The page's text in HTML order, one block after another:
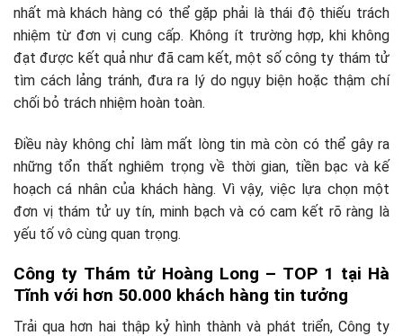
nhất mà khách hàng có thể gặp phải là thái độ thiếu trách
nhiệm từ đơn vị cung cấp. Không ít trường hợp, khi không
đạt được kết quả như đã cam kết, một số công ty thám tử
tìm cách lảng tránh, đưa ra lý do ngụy biện hoặc thậm chí
chối bỏ trách nhiệm hoàn toàn.
Điều này không chỉ làm mất lòng tin mà còn có thể gây ra
những tổn thất nghiêm trọng về thời gian, tiền bạc và kế
hoạch cá nhân của khách hàng. Vì vậy, việc lựa chọn một
đơn vị thám tử uy tín, minh bạch và có cam kết rõ ràng là
yếu tố vô cùng quan trọng.
Công ty Thám tử Hoàng Long – TOP 1 tại Hà
Tĩnh với hơn 50.000 khách hàng tin tưởng
Trải qua hơn hai thập kỷ hình thành và phát triển, Công ty